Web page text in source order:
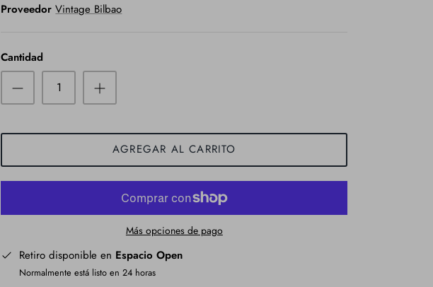
Proveedor Vintage Bilbao
Cantidad
AGREGAR AL CARRITO
Más opciones de pago
Retiro disponible en Espacio Open
Normalmente está listo en 24 horas